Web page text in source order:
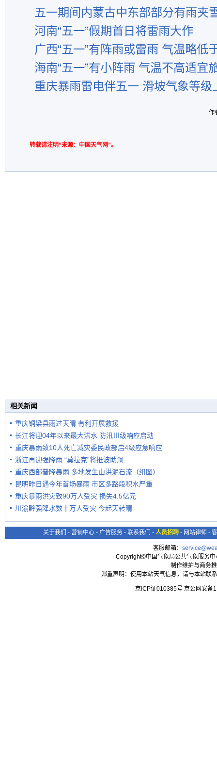
五一期间内蒙古中东部部分有雨夹
河南“五一”假期首日将雷雨大作
广西“五一”有阵雨或雷雨 气温略低
海南“五一”有小阵雨 气温不高适宜
重庆暴雨雷电伴五一 滑坡气象等级
作
转载请注明“来源：中国天气网”。
相关新闻
重庆铜梁县雨过天晴 有利开展救援
长江将迎04年以来最大洪水 防汛Ⅲ级响应启动
重庆暴雨致10人死亡减灾委民政部启4级应急响应
浙江再迎强降雨 “莫拉克”将推波助澜
重庆西部普降暴雨 多地发生山洪泥石流（组图）
昆明昨日遇今年首场暴雨 市区多路段积水严重
重庆暴雨洪灾致90万人受灾 损失4.5亿元
川渝黔强降水数十万人受灾 今起天转晴
关于我们 - 营销中心 - 广告服务 - 联系我们 - 人员招聘 - 网站律师 -
客服邮箱：
Copyright©中国气象局公共气象服务
制作维护与商务
郑重声明：使用本站天气信息，请与本站联
京ICP证010385号 京公网安备